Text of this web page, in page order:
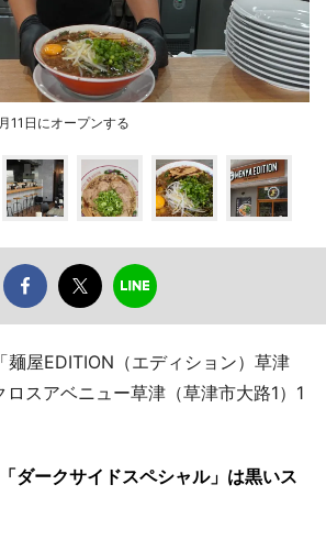
11日にオープンする
屋EDITION（エディション）草津
ロスアベニュー草津（草津市大路1）1
ダークサイドスペシャル」は黒いス